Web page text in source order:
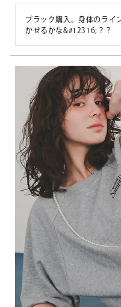
ブラック購入。身体のライ
かせるかな&#12316;？？